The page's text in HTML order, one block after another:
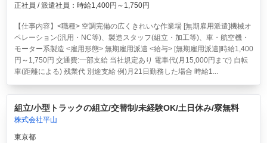
正社員 / 派遣社員：時給1,400円～1,750円
【仕事内容】<職種> 空調完備の広くきれいな作業場 [無期雇用派遣]機械オ
ペレーション(汎用・NC等)、製造スタッフ(組立・加工等)、車・航空機・
モーター系製造 <雇用形態> 無期雇用派遣 <給与> [無期雇用派遣]時給1,400
円～1,750円 交通費:一部支給 当社規定あり 電車代(月15,000円まで) 自転
車(距離による) 残業代 別途支給 例)月21日勤務した場合 時給1...
組立/小型トラックの組立/交替制/未経験OK/土日休み/寮無料
株式会社平山
東京都